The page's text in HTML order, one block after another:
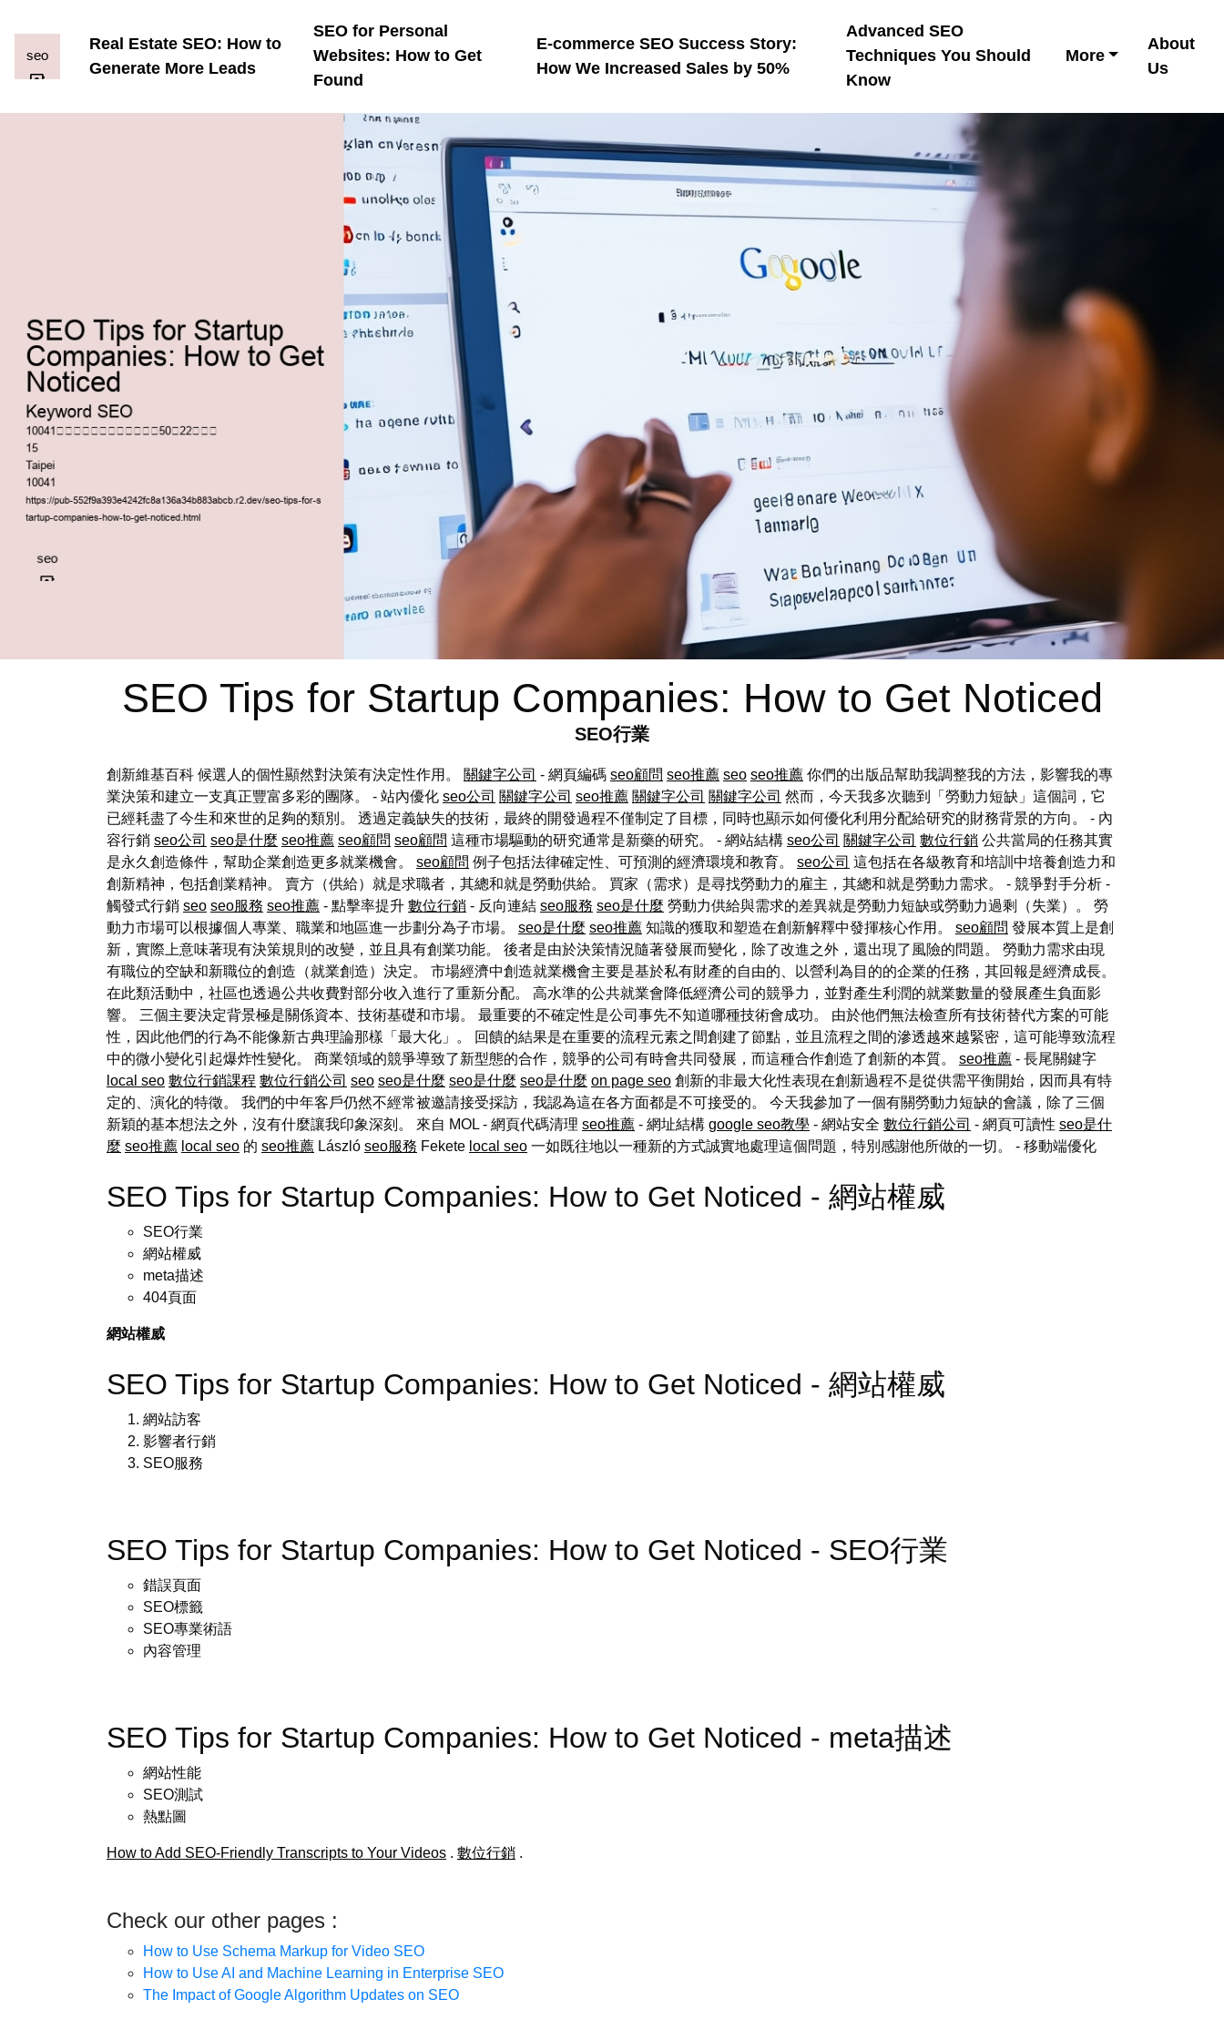
Real Estate SEO: How to
Generate More Leads
SEO for Personal
Websites: How to Get
Found
E-commerce SEO Success Story:
How We Increased Sales by 50%
Advanced SEO
Techniques You Should
Know
More
About
Us
SEO Tips for Startup Companies: How to Get Noticed
SEO行業
創新維基百科 候選人的個性顯然對決策有決定性作用。 關鍵字公司 - 網頁編碼 seo顧問 seo推薦 seo seo推薦 你們的出版品幫助我調整我的方法，影響我的專
業決策和建立一支真正豐富多彩的團隊。 - 站內優化 seo公司 關鍵字公司 seo推薦 關鍵字公司 關鍵字公司 然而，今天我多次聽到「勞動力短缺」這個詞，它
已經耗盡了今生和來世的足夠的類別。 透過定義缺失的技術，最終的開發過程不僅制定了目標，同時也顯示如何優化利用分配給研究的財務背景的方向。 - 內
容行銷 seo公司 seo是什麼 seo推薦 seo顧問 seo顧問 這種市場驅動的研究通常是新藥的研究。 - 網站結構 seo公司 關鍵字公司 數位行銷 公共當局的任務其實
是永久創造條件，幫助企業創造更多就業機會。 seo顧問 例子包括法律確定性、可預測的經濟環境和教育。 seo公司 這包括在各級教育和培訓中培養創造力和
創新精神，包括創業精神。 賣方（供給）就是求職者，其總和就是勞動供給。 買家（需求）是尋找勞動力的雇主，其總和就是勞動力需求。 - 競爭對手分析 -
觸發式行銷 seo seo服務 seo推薦 - 點擊率提升 數位行銷 - 反向連結 seo服務 seo是什麼 勞動力供給與需求的差異就是勞動力短缺或勞動力過剩（失業）。 勞
動力市場可以根據個人專業、職業和地區進一步劃分為子市場。 seo是什麼 seo推薦 知識的獲取和塑造在創新解釋中發揮核心作用。 seo顧問 發展本質上是創
新，實際上意味著現有決策規則的改變，並且具有創業功能。 後者是由於決策情況隨著發展而變化，除了改進之外，還出現了風險的問題。 勞動力需求由現
有職位的空缺和新職位的創造（就業創造）決定。 市場經濟中創造就業機會主要是基於私有財產的自由的、以營利為目的的企業的任務，其回報是經濟成長。
在此類活動中，社區也透過公共收費對部分收入進行了重新分配。 高水準的公共就業會降低經濟公司的競爭力，並對產生利潤的就業數量的發展產生負面影
響。 三個主要決定背景極是關係資本、技術基礎和市場。 最重要的不確定性是公司事先不知道哪種技術會成功。 由於他們無法檢查所有技術替代方案的可能
性，因此他們的行為不能像新古典理論那樣「最大化」。 回饋的結果是在重要的流程元素之間創建了節點，並且流程之間的滲透越來越緊密，這可能導致流程
中的微小變化引起爆炸性變化。 商業領域的競爭導致了新型態的合作，競爭的公司有時會共同發展，而這種合作創造了創新的本質。 seo推薦 - 長尾關鍵字
local seo 數位行銷課程 數位行銷公司 seo seo是什麼 seo是什麼 seo是什麼 on page seo 創新的非最大化性表現在創新過程不是從供需平衡開始，因而具有特
定的、演化的特徵。 我們的中年客戶仍然不經常被邀請接受採訪，我認為這在各方面都是不可接受的。 今天我參加了一個有關勞動力短缺的會議，除了三個
新穎的基本想法之外，沒有什麼讓我印象深刻。 來自 MOL - 網頁代碼清理 seo推薦 - 網址結構 google seo教學 - 網站安全 數位行銷公司 - 網頁可讀性 seo是什
麼 seo推薦 local seo 的 seo推薦 László seo服務 Fekete local seo 一如既往地以一種新的方式誠實地處理這個問題，特別感謝他所做的一切。 - 移動端優化
SEO Tips for Startup Companies: How to Get Noticed - 網站權威
SEO行業
網站權威
meta描述
404頁面
網站權威
SEO Tips for Startup Companies: How to Get Noticed - 網站權威
網站訪客
影響者行銷
SEO服務
SEO Tips for Startup Companies: How to Get Noticed - SEO行業
錯誤頁面
SEO標籤
SEO專業術語
內容管理
SEO Tips for Startup Companies: How to Get Noticed - meta描述
網站性能
SEO測試
熱點圖
How to Add SEO-Friendly Transcripts to Your Videos . 數位行銷 .
Check our other pages :
How to Use Schema Markup for Video SEO
How to Use AI and Machine Learning in Enterprise SEO
The Impact of Google Algorithm Updates on SEO